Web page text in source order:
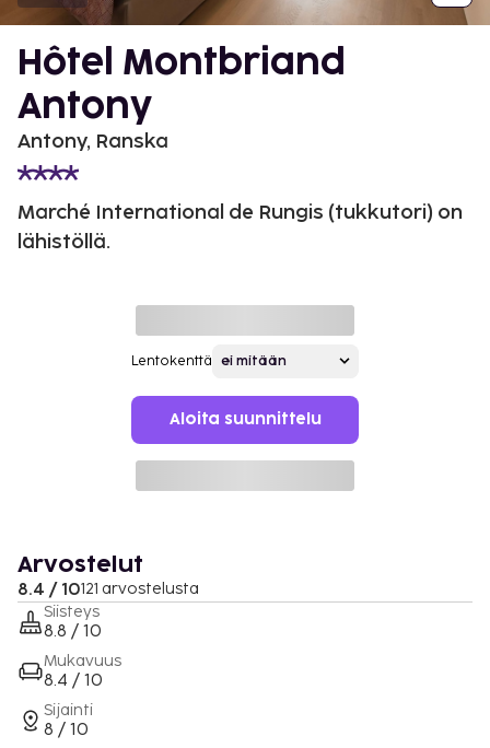
Hôtel Montbriand
Antony
Antony, Ranska
Marché International de Rungis (tukkutori) on
lähistöllä.
Lentokenttä
Aloita suunnittelu
Arvostelut
8.4 / 10121 arvostelusta
Siisteys
8.8 / 10
Mukavuus
8.4 / 10
Sijainti
8 / 10